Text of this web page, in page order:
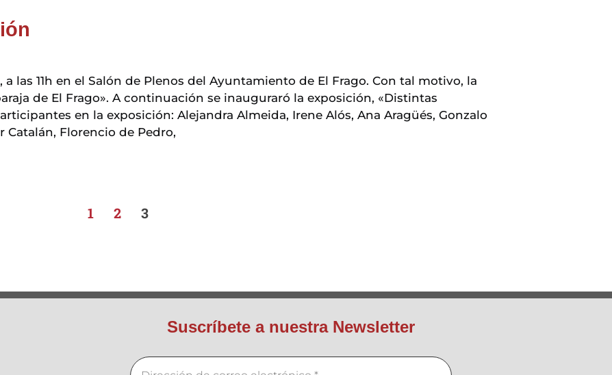
las 11h en el Salón de Plenos del Ayuntamiento de El Frago. Con tal motivo, la
de El Frago». A continuación se inauguraró la exposición, «Distintas
en la exposición: Alejandra Almeida, Irene Alós, Ana Aragüés, Gonzalo
Catalán, Florencio de Pedro,
1 2 3
Suscríbete a nuestra Newsletter